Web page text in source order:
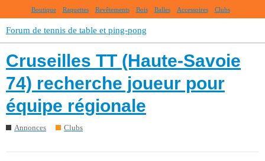
Boutique Raquettes Revêtements Bois Balles Accessoires Clubs
Forum de tennis de table et ping-pong
Cruseilles TT (Haute-Savoie
74) recherche joueur pour
équipe régionale
Annonces Clubs